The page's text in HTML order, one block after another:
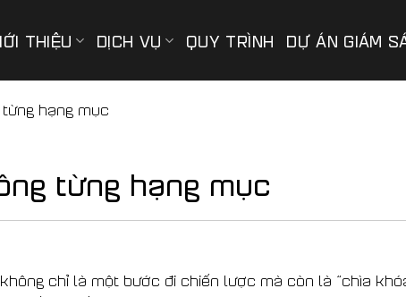
THIỆU DỊCH VỤ QUY TRÌNH DỰ ÁN GIÁM
hạng mục
từng hạng mục
không chỉ là một bước đi chiến lược mà còn là “chìa